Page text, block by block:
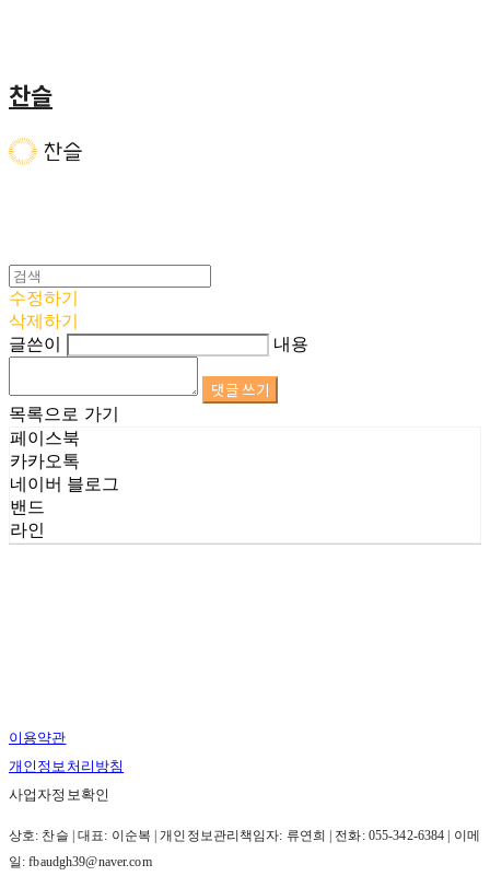
찬슬
수정하기
삭제하기
글쓴이
내용
댓글 쓰기
목록으로 가기
페이스북
카카오톡
네이버 블로그
밴드
라인
이용약관
개인정보처리방침
사업자정보확인
상호: 찬슬 | 대표: 이순복 | 개인정보관리책임자: 류연희 | 전화: 055-342-6384 | 이메
일: fbaudgh39@naver.com